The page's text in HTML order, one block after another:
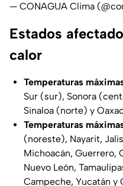
— CONAGUA Clima
Estados
calor
Temperaturas
Sur (sur), Sonora
Sinaloa (norte) y
Temperaturas
(noreste), Nayarit,
Michoacán, Guerrero,
Nuevo León,
Campeche, Yucatán y